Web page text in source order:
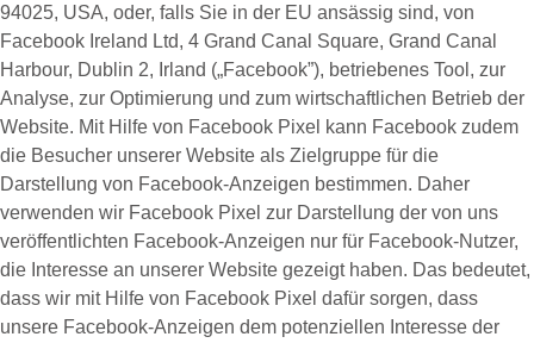
94025, USA, oder, falls Sie in der EU ansässig sind, von
Facebook Ireland Ltd, 4 Grand Canal Square, Grand Canal
Harbour, Dublin 2, Irland („Facebook”), betriebenes Tool, zur
Analyse, zur Optimierung und zum wirtschaftlichen Betrieb der
Website. Mit Hilfe von Facebook Pixel kann Facebook zudem
die Besucher unserer Website als Zielgruppe für die
Darstellung von Facebook-Anzeigen bestimmen. Daher
verwenden wir Facebook Pixel zur Darstellung der von uns
veröffentlichten Facebook-Anzeigen nur für Facebook-Nutzer,
die Interesse an unserer Website gezeigt haben. Das bedeutet,
dass wir mit Hilfe von Facebook Pixel dafür sorgen, dass
unsere Facebook-Anzeigen dem potenziellen Interesse der